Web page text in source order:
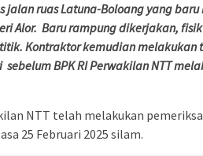
jalan ruas Latuna-Boloang yang
Alor. Baru rampung dikerjakan,
Kontraktor kemudian melakukan
BPK RI Perwakilan NTT
NTT telah melakukan
25 Februari 2025 silam.